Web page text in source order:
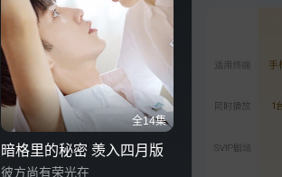
全14集
暗格里的秘密 羡入四月版
彼方尚有荣光在
精彩短片